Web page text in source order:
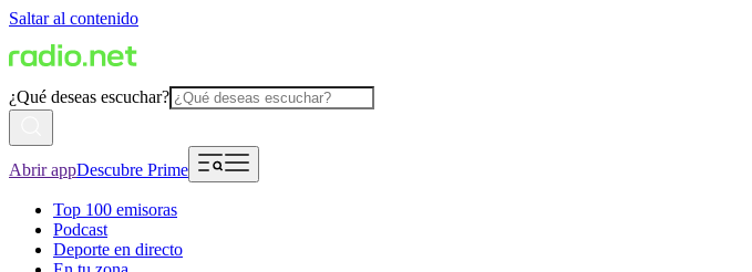
Saltar al contenido
¿Qué deseas escuchar?
Abrir appDescubre Prime
Top 100 emisoras
Podcast
Deporte en directo